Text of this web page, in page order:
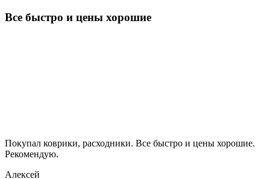
Все быстро и цены хорошие
Покупал коврики, расходники. Все быстро и цены хорошие.
Рекомендую.
Алексей